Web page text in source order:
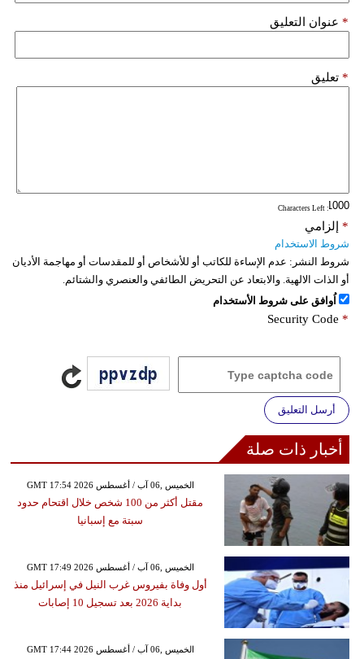
عنوان التعليق *
تعليق *
: Characters Left
إلزامي *
شروط الاستخدام
شروط النشر: عدم الإساءة للكاتب أو للأشخاص أو للمقدسات أو مهاجمة الأديان
أو الذات الالهية. والابتعاد عن التحريض الطائفي والعنصري والشتائم.
اُوافق على شروط الأستخدام
Security Code *
أرسل التعليق
أخبار ذات صلة
GMT 17:54 2026 الخميس ,06 آب / أغسطس
مقتل أكثر من 100 شخص خلال اقتحام حدود
سبتة مع إسبانيا
GMT 17:49 2026 الخميس ,06 آب / أغسطس
أول وفاة بفيروس غرب النيل في إسرائيل منذ
بداية 2026 بعد تسجيل 10 إصابات
GMT 17:44 2026 الخميس ,06 آب / أغسطس